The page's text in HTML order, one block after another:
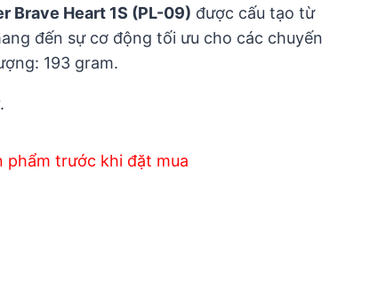
Brave Heart 1S (PL-09) được cấu tạo từ
đến sự cơ động tối ưu cho các chuyến
193 gram.
phẩm trước khi đặt mua